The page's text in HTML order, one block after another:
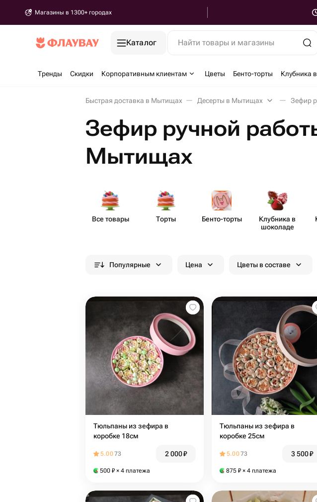
Магазины в 1300+ городах
Каталог Найти товары и магазины
Тренды Скидки Корпоративным клиентам Цветы Бенто-торты Клубника
Быстрая доставка в Мытищах Десерты в Мытищах Зефир
Зефир ручной
Мытищах
Все товары Торты Бенто​-торты
Клубника в
шоколаде
Популярные Цена Цветы в составе
Тюльпаны из зефира в
коробке 18см
5.0073 2 000₽
500 ₽ × 4 платежа
Тюльпаны из зефира в
коробке 25см
5.0073 3 500₽
875 ₽ × 4 платежа